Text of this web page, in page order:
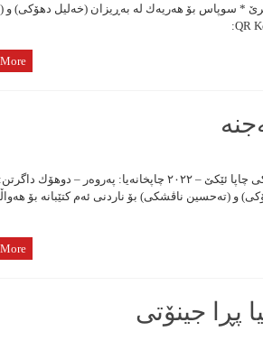
یێ پرێ * سوپاس بۆ هەریەك لە بەڕیزان (خەلیل دهۆکی)
»
گوڕلیس، شەمهەرۆزی ئەجنە نڤیسەر: تەحسین ناڤشکی چاپا ئێکێ – ٢٠٢٢ چاپخانەیا: پەروەر – دوهۆك داگرتن:
(تەحسین ناڤشكی) بۆ ناردنی ئەم کتێبانە بۆ
»
پڕا جینۆتی